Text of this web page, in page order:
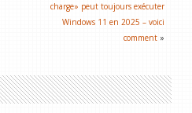
charge» peut toujours exécuter
Windows 11 en 2025 – voici
comment »